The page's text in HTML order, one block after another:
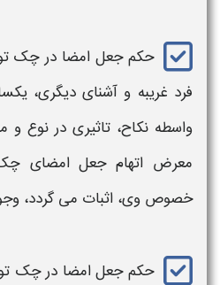
حکم جعل امضا در چک
فرد غریبه و آشنای دیگری،
واسطه نکاح، تاثیری در نوع و
معرض اتهامجعلامضای
خصوص وی، اثبات می گردد،
حکم جعل امضا در چک